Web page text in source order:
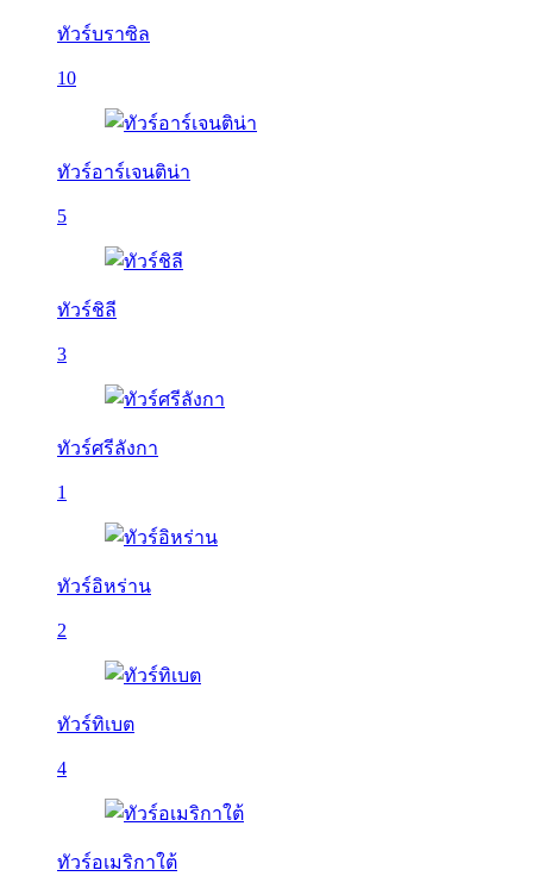
ทัวร์บราซิล
10
ทัวร์อาร์เจนติน่า
5
ทัวร์ชิลี
3
ทัวร์ศรีลังกา
1
ทัวร์อิหร่าน
2
ทัวร์ทิเบต
4
ทัวร์อเมริกาใต้